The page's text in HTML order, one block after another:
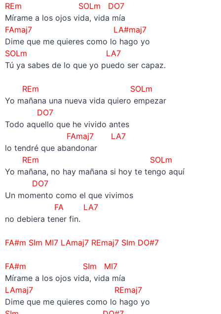
REm SOLm DO7
Mírame a los ojos vida, vida mía
FAmaj7 LA#maj7
Dime que me quieres como lo hago yo
SOLm LA7
Tú ya sabes de lo que yo puedo ser capaz.
REm SOLm
Yo mañana una nueva vida quiero empezar
DO7
Todo aquello que he vivido antes
FAmaj7 LA7
lo tendré que abandonar
REm SOLm
Yo mañana, no hay mañana si hoy te tengo aquí
DO7
Un momento como el que vivimos
FA LA7
no debiera tener fin.
FA#m SIm MI7 LAmaj7 REmaj7 SIm DO#7
FA#m SIm MI7
Mírame a los ojos vida, vida mía
LAmaj7 REmaj7
Dime que me quieres como lo hago yo